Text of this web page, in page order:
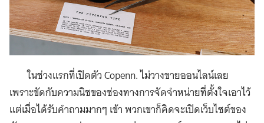
ในช่วงแรกที่เปิดตัว Copenn. ไม่วางขายออนไลน์เลย
เพราะขัดกับความนิชของช่องทางการจัดจำหน่ายที่ตั้งใจเอาไว้
แต่เมื่อได้รับคำถามมากๆ เข้า พวกเขาก็คิดจะเปิดเว็บไซต์ของ